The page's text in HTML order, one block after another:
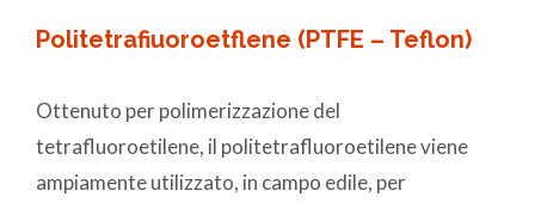
Politetrafiuoroetflene (PTFE – Teflon)
Ottenuto per polimerizzazione del
tetrafluoroetilene, il politetrafluoroetilene viene
ampiamente utilizzato, in campo edile, per